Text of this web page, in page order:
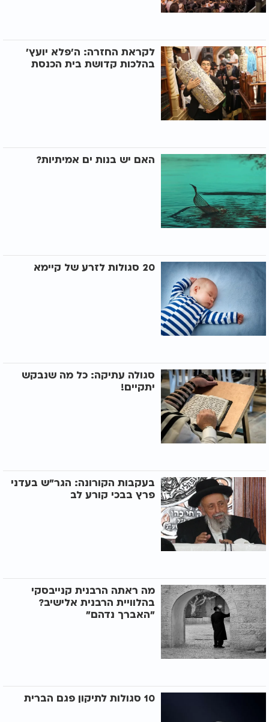
לקראת החזרה: ה’פלא יועץ’
בהלכות קדושת בית הכנסת
האם יש בנות ים אמיתיות?
20 סגולות לזרע של קיימא
סגולה עתיקה: כל מה שנבקש
יתקיים!
בעקבות הקורונה: הגר"ש בעדני
פרץ בבכי קורע לב
מה ראתה הרבנית קנייבסקי
בהלוויית הרבנית אלישיב?
"האברך נדהם"
10 סגולות לתיקון פגם הברית